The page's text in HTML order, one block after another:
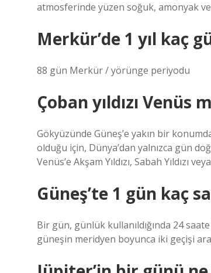
atmosferinde yüzen soğuk, amonyak ve
Merkür’de 1 yıl kaç
88 gün Merkür / yörünge periyodu
Çoban yıldızı Venüs
Gökyüzünde Güneş’e yakın bir
olduğu için, Dünya’dan yalnızca gün
Venüs’e Akşam Yıldızı, Sabah Yıldızı
Güneş’te 1 gün kaç
Bir gün, günlük kullanıldığında 24
güneşin meridyen boyunca iki geçişi